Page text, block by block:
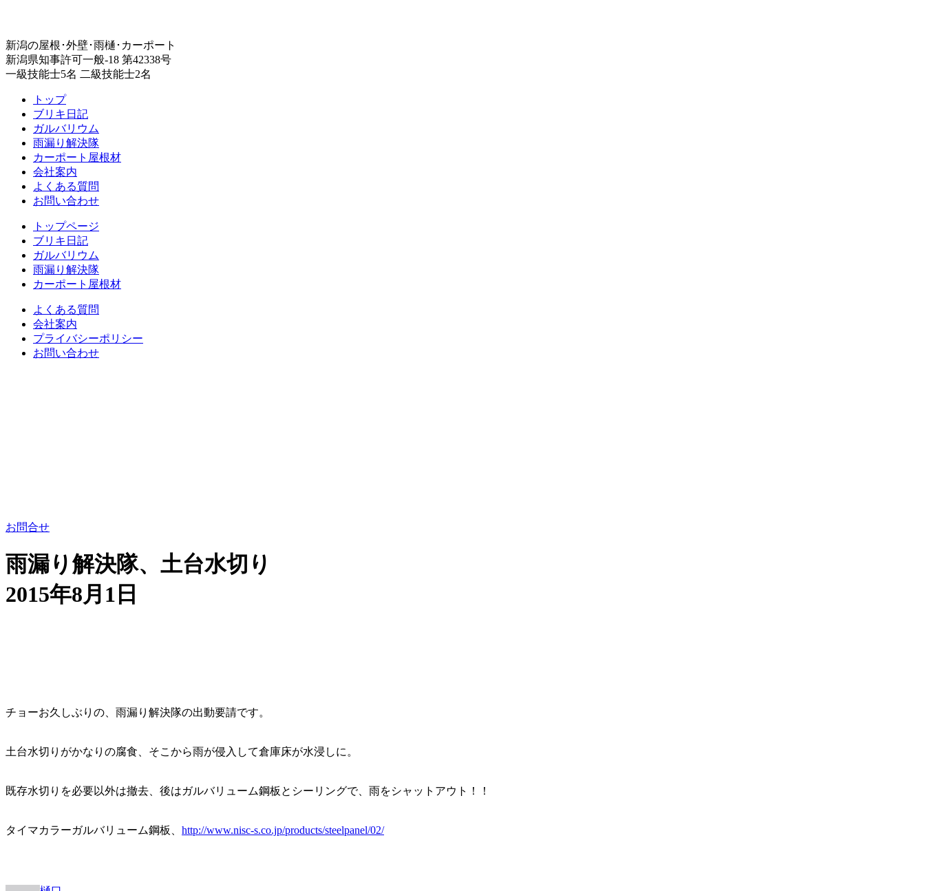
新潟の屋根･外壁･雨樋･カーポート
新潟県知事許可一般-18 第42338号
一級技能士5名 二級技能士2名
トップ
ブリキ日記
ガルバリウム
雨漏り解決隊
カーポート屋根材
会社案内
よくある質問
お問い合わせ
トップページ
ブリキ日記
ガルバリウム
雨漏り解決隊
カーポート屋根材
よくある質問
会社案内
プライバシーポリシー
お問い合わせ
お問合せ
雨漏り解決隊、土台水切り
2015年8月1日
チョーお久しぶりの、雨漏り解決隊の出動要請です。
土台水切りがかなりの腐食、そこから雨が侵入して倉庫床が水浸しに。
既存水切りを必要以外は撤去、後はガルバリューム鋼板とシーリングで、雨をシャットアウト！！
タイマカラーガルバリューム鋼板、 http://www.nisc-s.co.jp/products/steelpanel/02/